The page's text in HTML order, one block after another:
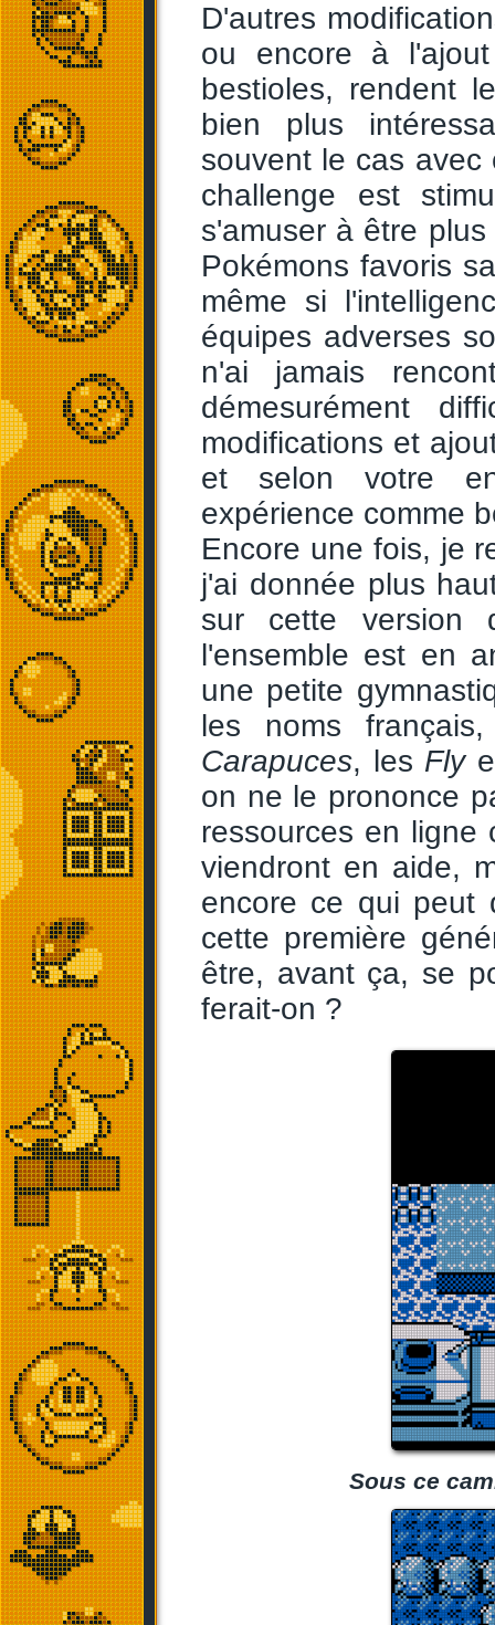
D'autres
ou encore à
bestioles, rendent
bien plus
souvent le cas
challenge est
s'amuser à être
Pokémons favoris
même si
équipes adverses
n'ai jamais
démesurément
modifications et
et selon votre
expérience comme
Encore une fois, je
j'ai donnée plus
sur cette version
l'ensemble est en
une petite
les noms
Carapuces, les Fly
on ne le prononce
ressources en ligne
viendront en aide,
encore ce qui peut
cette première
être, avant ça, se
ferait-on ?
Sous ce